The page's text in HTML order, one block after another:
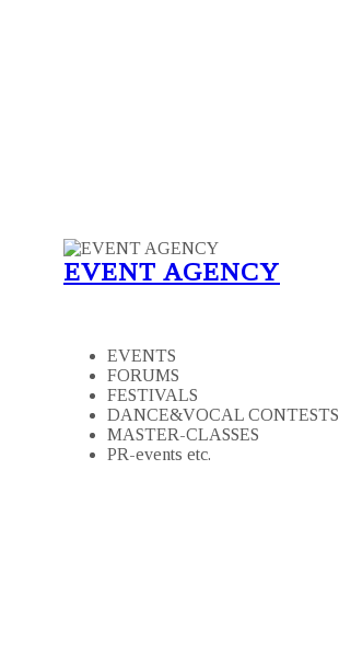
EVENT AGENCY
EVENTS
FORUMS
FESTIVALS
DANCE&VOCAL CONTESTS
MASTER-CLASSES
PR-events etc.